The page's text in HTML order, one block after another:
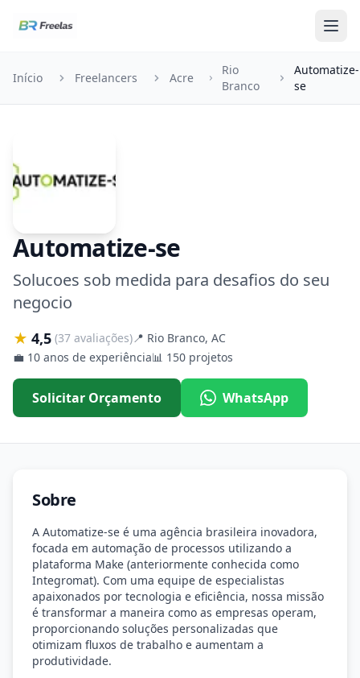
Início Freelancers Acre
Rio
Branco
Automatize-
se
Automatize-se
Solucoes sob medida para desafios do seu
negocio
★ 4,5 (37 avaliações)📍 Rio Branco, AC
💼 10 anos de experiência📊 150 projetos
Solicitar Orçamento WhatsApp
Sobre
A Automatize-se é uma agência brasileira inovadora,
focada em automação de processos utilizando a
plataforma Make (anteriormente conhecida como
Integromat). Com uma equipe de especialistas
apaixonados por tecnologia e eficiência, nossa missão
é transformar a maneira como as empresas operam,
proporcionando soluções personalizadas que
otimizam fluxos de trabalho e aumentam a
produtividade.